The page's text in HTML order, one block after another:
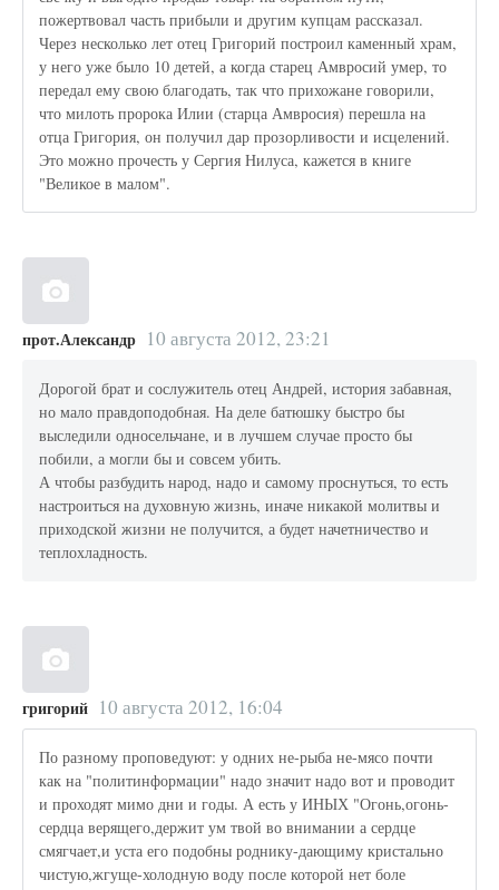
пожертвовал часть прибыли и другим купцам рассказал.
Через несколько лет отец Григорий построил каменный храм,
у него уже было 10 детей, а когда старец Амвросий умер, то
передал ему свою благодать, так что прихожане говорили,
что милоть пророка Илии (старца Амвросия) перешла на
отца Григория, он получил дар прозорливости и исцелений.
Это можно прочесть у Сергия Нилуса, кажется в книге
"Великое в малом".
прот.Александр 10 августа 2012, 23:21
Дорогой брат и сослужитель отец Андрей, история забавная,
но мало правдоподобная. На деле батюшку быстро бы
выследили односельчане, и в лучшем случае просто бы
побили, а могли бы и совсем убить.
А чтобы разбудить народ, надо и самому проснуться, то есть
настроиться на духовную жизнь, иначе никакой молитвы и
приходской жизни не получится, а будет начетничество и
теплохладность.
григорий 10 августа 2012, 16:04
По разному проповедуют: у одних не-рыба не-мясо почти
как на "политинформации" надо значит надо вот и проводит
и проходят мимо дни и годы. А есть у ИНЫХ "Огонь,огонь-
сердца верящего,держит ум твой во внимании а сердце
смягчает,и уста его подобны роднику-дающиму кристально
чистую,жгуще-холодную воду после которой нет боле